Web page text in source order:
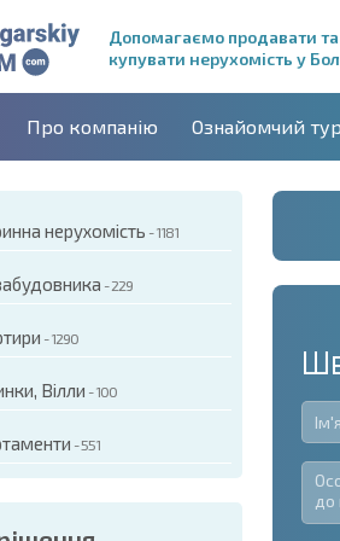
Допомагаємо продавати та
купувати нерухомість у
Про компанію Ознайомчий тур
нерухомість - 1181
- 229
- 1290
Вілли - 100
- 551